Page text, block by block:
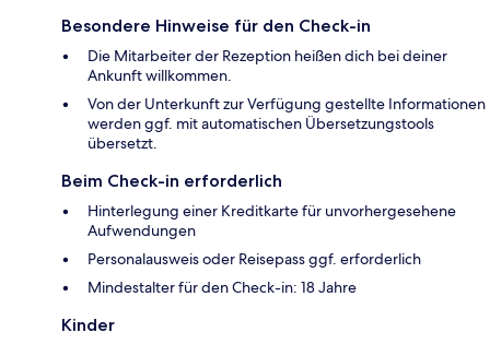
Besondere Hinweise für den Check-in
Die Mitarbeiter der Rezeption heißen dich bei deiner
Ankunft willkommen.
Von der Unterkunft zur Verfügung gestellte Informationen
werden ggf. mit automatischen Übersetzungstools
übersetzt.
Beim Check-in erforderlich
Hinterlegung einer Kreditkarte für unvorhergesehene
Aufwendungen
Personalausweis oder Reisepass ggf. erforderlich
Mindestalter für den Check-in: 18 Jahre
Kinder